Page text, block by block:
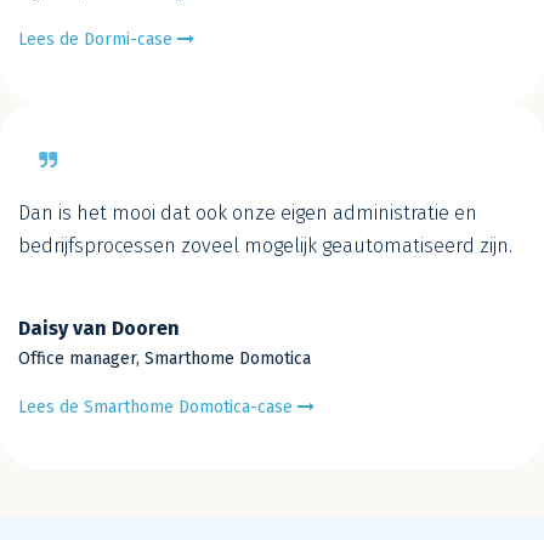
Lees de Dormi-case
Dan is het mooi dat ook onze eigen administratie en
bedrijfsprocessen zoveel mogelijk geautomatiseerd zijn.
Daisy van Dooren
Office manager, Smarthome Domotica
Lees de Smarthome Domotica-case